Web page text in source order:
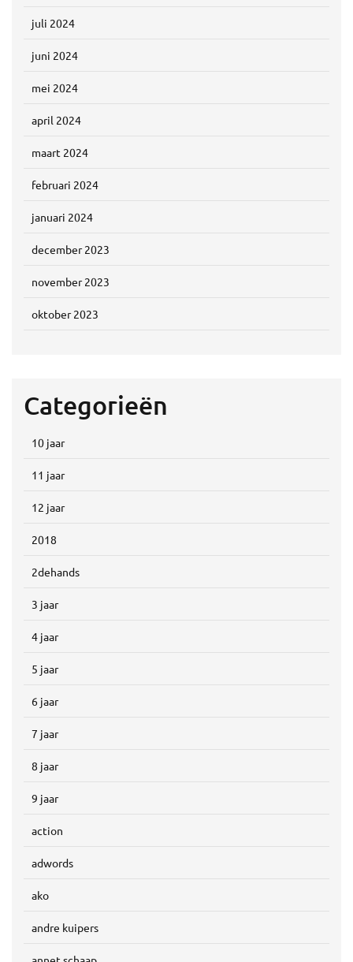
juli 2024
juni 2024
mei 2024
april 2024
maart 2024
februari 2024
januari 2024
december 2023
november 2023
oktober 2023
Categorieën
10 jaar
11 jaar
12 jaar
2018
2dehands
3 jaar
4 jaar
5 jaar
6 jaar
7 jaar
8 jaar
9 jaar
action
adwords
ako
andre kuipers